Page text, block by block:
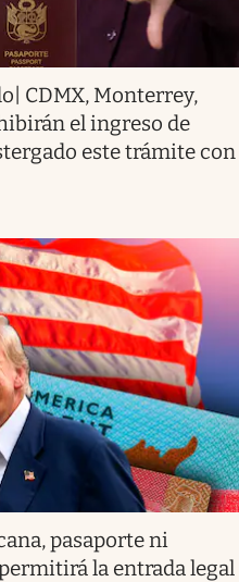
CDMX, Monterrey,
el ingreso de
este trámite con
pasaporte ni
la entrada legal